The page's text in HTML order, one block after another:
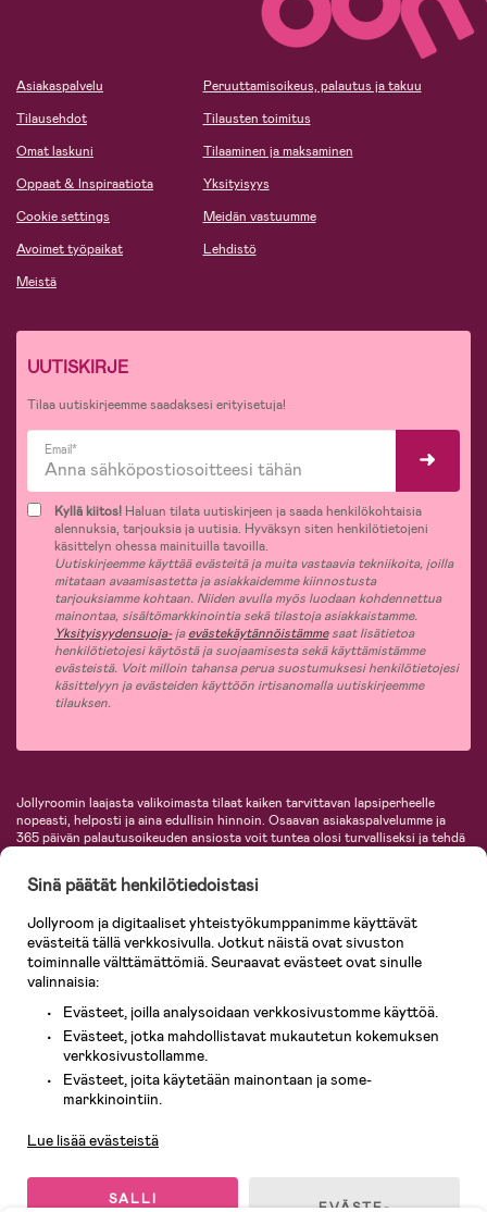
Asiakaspalvelu
Tilausehdot
Omat laskuni
Oppaat & Inspiraatiota
Cookie settings
Avoimet työpaikat
Meistä
Peruuttamisoikeus, palautus ja takuu
Tilausten toimitus
Tilaaminen ja maksaminen
Yksityisyys
Meidän vastuumme
Lehdistö
UUTISKIRJE
Tilaa uutiskirjeemme saadaksesi erityisetuja!
Email*
Kyllä kiitos! Haluan tilata uutiskirjeen ja saada henkilökohtaisia
alennuksia, tarjouksia ja uutisia. Hyväksyn siten henkilötietojeni
käsittelyn ohessa mainituilla tavoilla.
Uutiskirjeemme käyttää evästeitä ja muita vastaavia tekniikoita, joilla
mitataan avaamisastetta ja asiakkaidemme kiinnostusta
tarjouksiamme kohtaan. Niiden avulla myös luodaan kohdennettua
mainontaa, sisältömarkkinointia sekä tilastoja asiakkaistamme.
Yksityisyydensuoja-jaevästekäytännöistämmesaat lisätietoa
henkilötietojesi käytöstä ja suojaamisesta sekä käyttämistämme
evästeistä. Voit milloin tahansa perua suostumuksesi henkilötietojesi
käsittelyyn ja evästeiden käyttöön irtisanomalla uutiskirjeemme
tilauksen.
Jollyroomin laajasta valikoimasta tilaat kaiken tarvittavan lapsiperheelle
nopeasti, helposti ja aina edullisin hinnoin. Osaavan asiakaspalvelumme ja
365 päivän palautusoikeuden ansiosta voit tuntea olosi turvalliseksi ja tehdä
vaatteet vauvoille ja lapsille, inspiroivia sisustustuotteita lastenhuoneeseen,
lastentarvikkeita sekä paljon muuta. Meiltä löydät lukuisia tunnettuja
KidKraft, Ergobaby, Philips Avent, Neonate, Cybex, LEGO ja monia muita!
Tervetuloa shoppailemaan Pohjoismaiden suurimpaan lastentarvikkeiden
verkkokauppaan!
Sinä päätät henkilötiedoistasi
Jollyroom ja digitaaliset yhteistyökumppanimme käyttävät
evästeitä tällä verkkosivulla. Jotkut näistä ovat sivuston
toiminnalle välttämättömiä. Seuraavat evästeet ovat sinulle
valinnaisia:
Evästeet, joilla analysoidaan verkkosivustomme käyttöä.
Evästeet, jotka mahdollistavat mukautetun kokemuksen
verkkosivustollamme.
Evästeet, joita käytetään mainontaan ja some-
markkinointiin.
Lue lisää evästeistä
SALLI
EVÄSTE-